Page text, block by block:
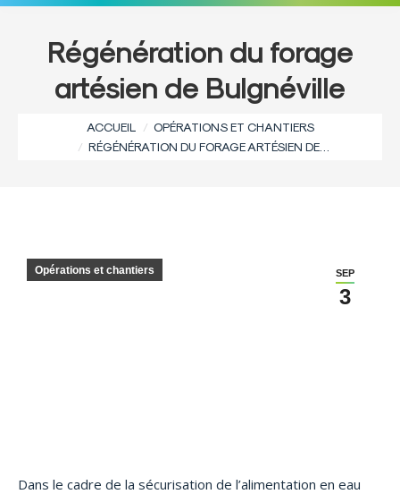
Régénération du forage
artésien de Bulgnéville
ACCUEIL
OPÉRATIONS ET CHANTIERS
RÉGÉNÉRATION DU FORAGE ARTÉSIEN DE…
SEP
3
Opérations et chantiers
Dans le cadre de la sécurisation de l’alimentation en eau